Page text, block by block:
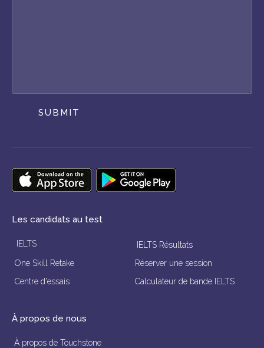
SUBMIT
Les candidats au test
IELTS
IELTS Résultats
One Skill Retake
Réserver une session
Centre d'essais
Calculateur de bande IELTS
À propos de nous
À propos de Touchstone